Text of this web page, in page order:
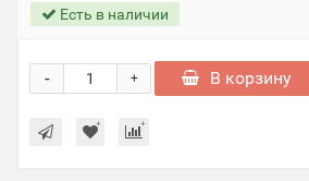
Есть в наличии
+
- В корзину